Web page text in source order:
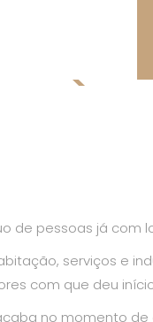
de pessoas já
serviços e
com que deu
no momento